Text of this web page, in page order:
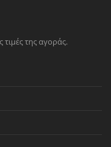
τιμές της αγοράς.